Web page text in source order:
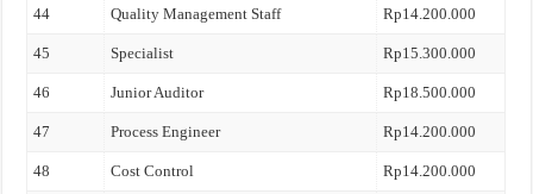
44 Quality Management Staff Rp14.200.000
45 Specialist Rp15.300.000
46 Junior Auditor Rp18.500.000
47 Process Engineer Rp14.200.000
48 Cost Control Rp14.200.000